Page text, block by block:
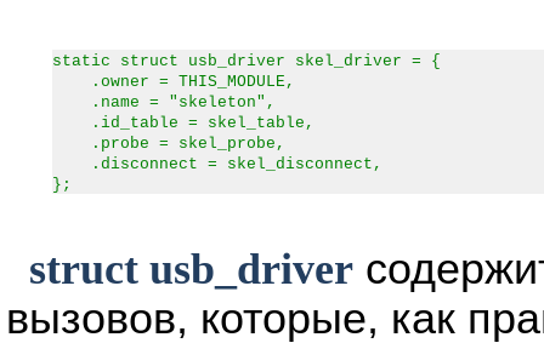
static struct usb_driver skel_driver = {
.owner = THIS_MODULE,
.name = "skeleton",
.id_table = skel_table,
.probe = skel_probe,
.disconnect = skel_disconnect,
};
struct usb_driver
вызовов, которые, как